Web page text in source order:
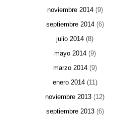
noviembre 2014(9)
septiembre 2014(6)
julio 2014 (8)
mayo 2014(9)
marzo 2014(9)
enero 2014(11)
noviembre 2013 (12)
septiembre 2013(6)